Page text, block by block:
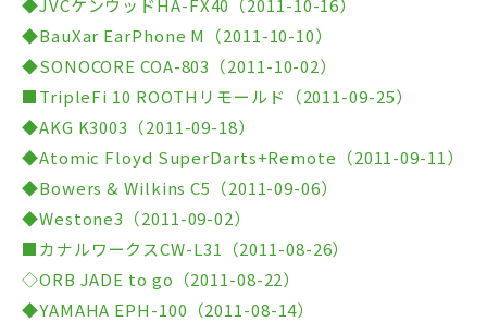
◆JVCケンウッドHA-FX40（2011-10-16）
◆BauXar EarPhone M（2011-10-10）
◆SONOCORE COA-803（2011-10-02）
■TripleFi 10 ROOTHリモールド（2011-09-25）
◆AKG K3003（2011-09-18）
◆Atomic Floyd SuperDarts+Remote（2011-09-11）
◆Bowers & Wilkins C5（2011-09-06）
◆Westone3（2011-09-02）
■カナルワークスCW-L31（2011-08-26）
◇ORB JADE to go（2011-08-22）
◆YAMAHA EPH-100（2011-08-14）